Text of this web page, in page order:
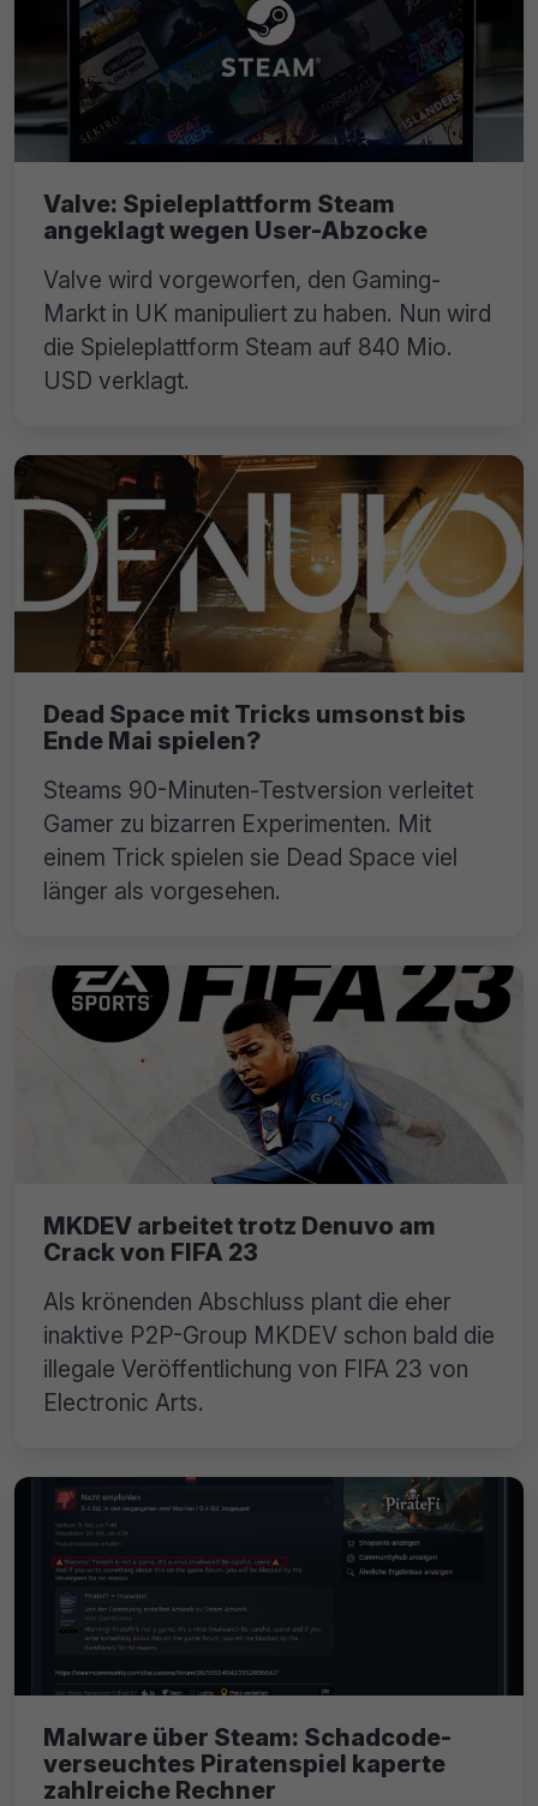
Valve: Spieleplattform Steam
angeklagt wegen User-Abzocke
Valve wird vorgeworfen, den Gaming-
Markt in UK manipuliert zu haben. Nun wird
die Spieleplattform Steam auf 840 Mio.
USD verklagt.
Dead Space mit Tricks umsonst bis
Ende Mai spielen?
Steams 90-Minuten-Testversion verleitet
Gamer zu bizarren Experimenten. Mit
einem Trick spielen sie Dead Space viel
länger als vorgesehen.
MKDEV arbeitet trotz Denuvo am
Crack von FIFA 23
Als krönenden Abschluss plant die eher
inaktive P2P-Group MKDEV schon bald die
illegale Veröffentlichung von FIFA 23 von
Electronic Arts.
Malware über Steam: Schadcode-
verseuchtes Piratenspiel kaperte
zahlreiche Rechner